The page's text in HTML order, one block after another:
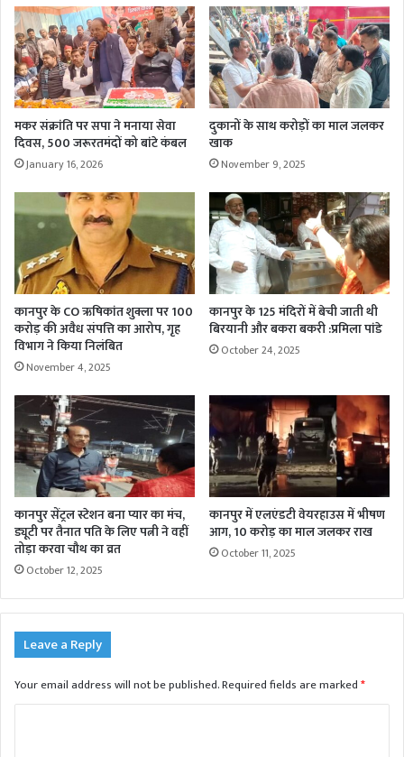
मकर संक्रांति पर सपा ने मनाया सेवा
दिवस, 500 जरूरतमंदों को बांटे कंबल
January 16, 2026
दुकानों के साथ करोड़ों का माल जलकर
खाक
November 9, 2025
कानपुर के CO ऋषिकांत शुक्ला पर 100
करोड़ की अवैध संपत्ति का आरोप, गृह
विभाग ने किया निलंबित
November 4, 2025
कानपुर के 125 मंदिरों में बेची जाती थी
बिरयानी और बकरा बकरी :प्रमिला पांडे
October 24, 2025
कानपुर सेंट्रल स्टेशन बना प्यार का मंच,
ड्यूटी पर तैनात पति के लिए पत्नी ने वहीं
तोड़ा करवा चौथ का व्रत
October 12, 2025
कानपुर में एलएंडटी वेयरहाउस में भीषण
आग, 10 करोड़ का माल जलकर राख
October 11, 2025
Leave a Reply
Your email address will not be published.Required fields are marked*